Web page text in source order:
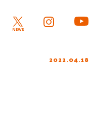
2022.04.18